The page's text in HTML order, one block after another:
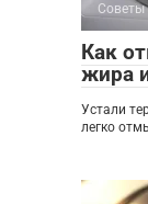
Советы
Как
жира
Устали
легко